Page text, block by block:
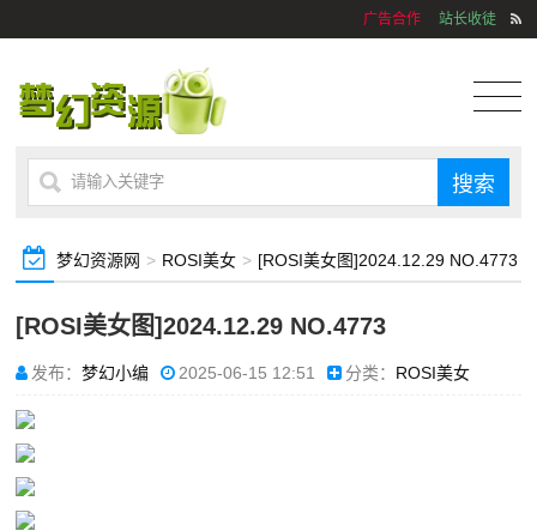
广告合作 站长收徒
梦幻资源网 > ROSI美女 > [ROSI美女图]2024.12.29 NO.4773
[ROSI美女图]2024.12.29 NO.4773
发布：梦幻小编 2025-06-15 12:51 分类： ROSI美女